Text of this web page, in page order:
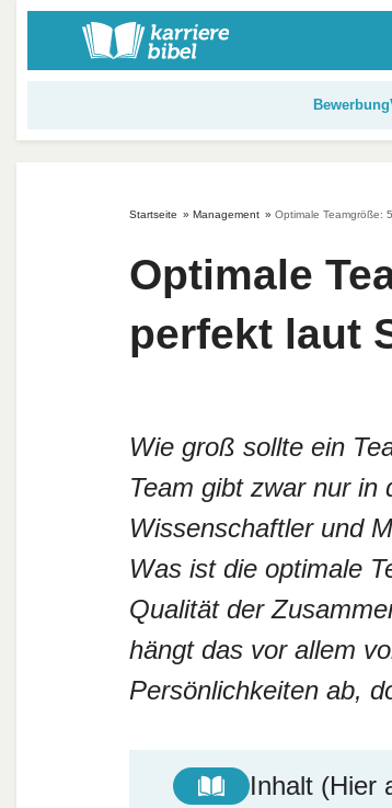
Bewerbung
Startseite » Management » Optimale Teamgröße:
Optimale
perfekt laut
Wie groß sollte ein
Team gibt zwar nur in
Wissenschaftler und
Was ist die optimale
Qualität der
hängt das vor allem
Persönlichkeiten ab,
Inhalt (Hier